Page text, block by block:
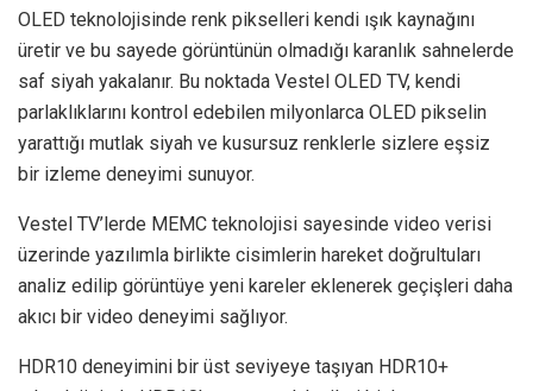
OLED teknolojisinde renk pikselleri kendi ışık kaynağını
üretir ve bu sayede görüntünün olmadığı karanlık sahnelerde
saf siyah yakalanır. Bu noktada Vestel OLED TV, kendi
parlaklıklarını kontrol edebilen milyonlarca OLED pikselin
yarattığı mutlak siyah ve kusursuz renklerle sizlere eşsiz
bir izleme deneyimi sunuyor.
Vestel TV’lerde MEMC teknolojisi sayesinde video verisi
üzerinde yazılımla birlikte cisimlerin hareket doğrultuları
analiz edilip görüntüye yeni kareler eklenerek geçişleri daha
akıcı bir video deneyimi sağlıyor.
HDR10 deneyimini bir üst seviyeye taşıyan HDR10+